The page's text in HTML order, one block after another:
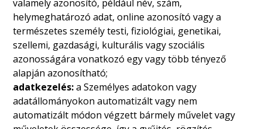
valamely azonosító, például név, szám,
helymeghatározó adat, online azonosító vagy a
természetes személy testi, fiziológiai, genetikai,
szellemi, gazdasági, kulturális vagy szociális
azonosságára vonatkozó egy vagy több tényező
alapján azonosítható;
adatkezelés:a Személyes adatokon vagy
adatállományokon automatizált vagy nem
automatizált módon végzett bármely művelet vagy